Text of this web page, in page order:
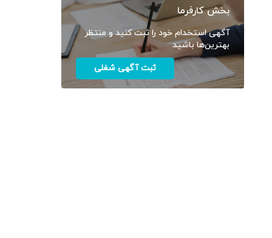
بخش کارفرما
آگهی استخدام خود را ثبت کنید و منتظر
بهترین‌ها باشید
ثبت آگهی شغلی